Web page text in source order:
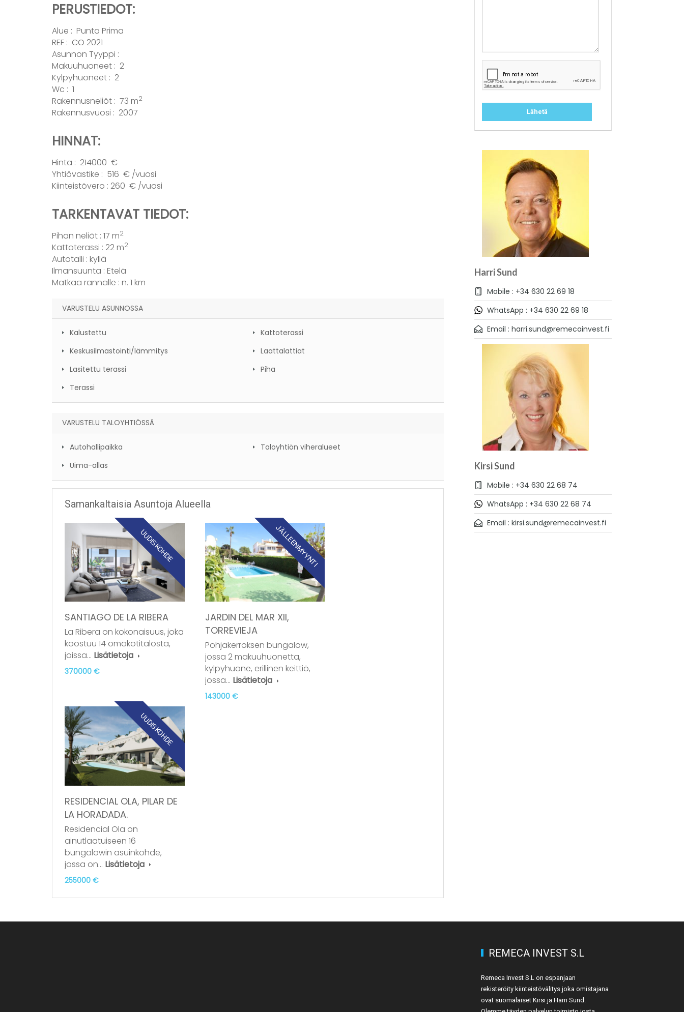
PERUSTIEDOT:
Alue : Punta Prima
REF : CO 2021
Asunnon Tyyppi :
Makuuhuoneet : 2
Kylpyhuoneet : 2
Wc : 1
Rakennusneliöt : 73 m2
Rakennusvuosi : 2007
HINNAT:
Hinta : 214000 €
Yhtiövastike : 516 € /vuosi
Kiinteistövero : 260 € /vuosi
TARKENTAVAT TIEDOT:
Pihan neliöt : 17 m2
Kattoterassi : 22 m2
Autotalli : kyllä
Ilmansuunta : Etelä
Matkaa rannalle : n. 1 km
VARUSTELU ASUNNOSSA
Kalustettu
Kattoterassi
Keskusilmastointi/lämmitys
Laattalattiat
Lasitettu terassi
Piha
Terassi
VARUSTELU TALOYHTIÖSSÄ
Autohallipaikka
Taloyhtiön viheralueet
Uima-allas
Samankaltaisia Asuntoja Alueella
UUDISKOHDE
SANTIAGO DE LA RIBERA
La Ribera on kokonaisuus, joka
koostuu 14 omakotitalosta,
joissa… Lisätietoja
370000 €
JÄLLEENMYYNTI
JARDIN DEL MAR XII,
TORREVIEJA
Pohjakerroksen bungalow,
jossa 2 makuuhuonetta,
kylpyhuone, erillinen keittiö,
jossa… Lisätietoja
143000 €
UUDISKOHDE
RESIDENCIAL OLA, PILAR DE
LA HORADADA.
Residencial Ola on
ainutlaatuiseen 16
bungalowin asuinkohde,
jossa on… Lisätietoja
255000 €
Harri Sund
Mobile : +34 630 22 69 18
WhatsApp : +34 630 22 69 18
Email : harri.sund@remecainvest.fi
Kirsi Sund
Mobile : +34 630 22 68 74
WhatsApp : +34 630 22 68 74
Email : kirsi.sund@remecainvest.fi
REMECA INVEST S.L
Remeca Invest S.L on espanjaan
rekisteröity kiinteistövälitys joka omistajana
ovat suomalaiset Kirsi ja Harri Sund.